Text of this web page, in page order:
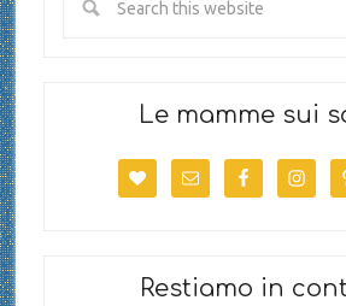
Le mamme sui
Restiamo in